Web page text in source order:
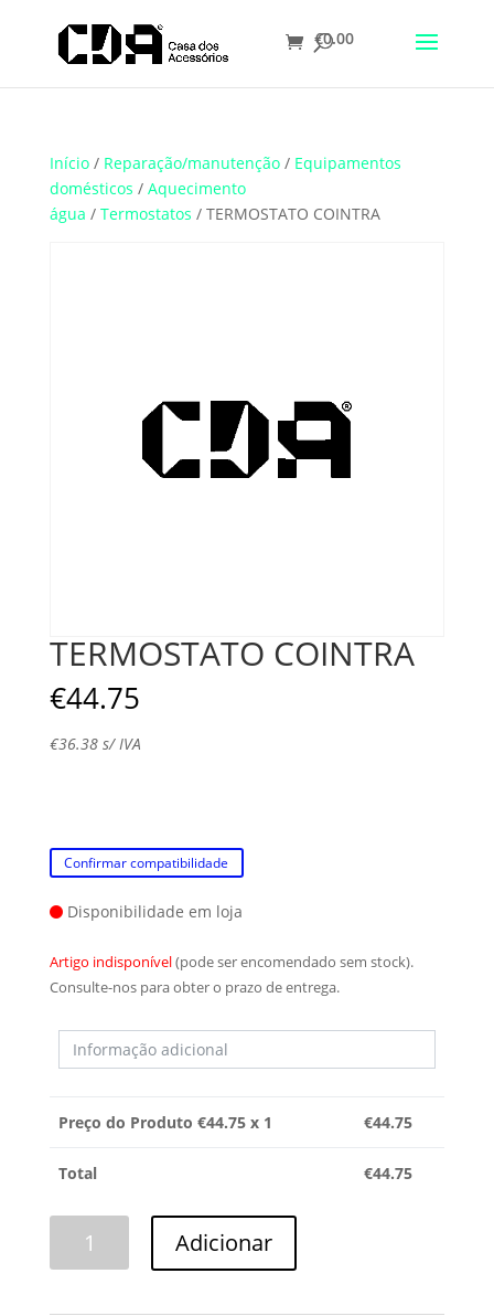
Translate
€0.00
Início/ Reparação/manutenção/ Equipamentos
domésticos / Aquecimento
água / Termostatos / TERMOSTATO COINTRA
TERMOSTATO COINTRA
€44.75
€36.38s/ IVA
Confirmar compatibilidade
Disponibilidade em loja
Artigo indisponível(pode ser encomendado sem stock).
Consulte-nos para obter o prazo de entrega.
Preço do Produto €44.75 x 1 €44.75
Total €44.75
Adicionar